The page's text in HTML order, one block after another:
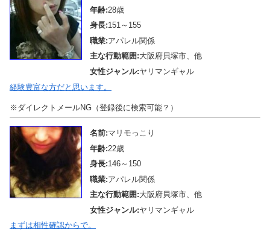
年齢:28歳
身長:151～155
職業:アパレル関係
主な行動範囲:大阪府貝塚市、他
女性ジャンル:ヤリマンギャル
経験豊富な方だと思います。
※ダイレクトメールNG（登録後に検索可能？）
名前:マリモっこり
年齢:22歳
身長:146～150
職業:アパレル関係
主な行動範囲:大阪府貝塚市、他
女性ジャンル:ヤリマンギャル
まずは相性確認からで。